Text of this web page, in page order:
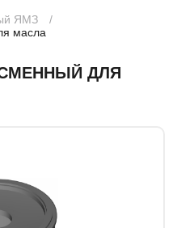
ЯМЗ
масла
СМЕННЫЙ ДЛЯ